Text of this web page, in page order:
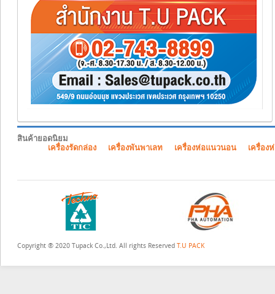
สินค้ายอดนิยม
เครื่องรัดกล่อง
เครื่องพันพาเลท เครื่องห่อแนวนอน เครื่อง
Copyright ® 2020 Tupack Co.,Ltd. All rights Reserved T.U PACK